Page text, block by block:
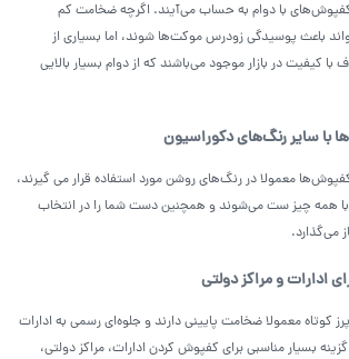
با دوام به حساب می‌آیند. اگرچه ضخامت کم
باعث پوسیدگی زودرس موکت‌ها شوند، اما بسیاری از
با کیفیت در بازار موجود می‌باشند که از دوام بسیار بالایی
سایر رنگ‌های دکوراسیون
معمولا در رنگ‌های روشن مورد استفاده قرار می گیرند،
همه چیز ست می‌شوند و همچنین دست شما را در انتخاب
می‌گذارد.
ادارات و مراکز دولتی
کوتاه معمولا ضخامت پایینی دارند و جلوه‌ای رسمی به ادارات
بسیار مناسبی برای کفپوش کردن ادارات، مراکز دولتی،